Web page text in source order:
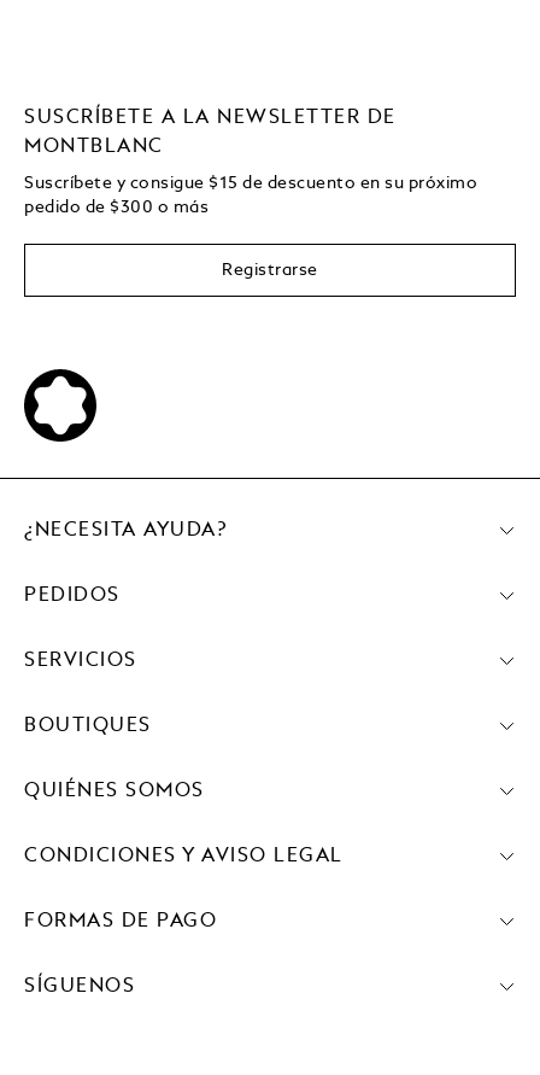
SUSCRÍBETE A LA NEWSLETTER DE
MONTBLANC
Suscríbete y consigue $15 de descuento en su próximo
pedido de $300 o más
Registrarse
FORMAS DE PAGO
SÍGUENOS
¿NECESITA AYUDA?
PEDIDOS
SERVICIOS
BOUTIQUES
QUIÉNES SOMOS
CONDICIONES Y AVISO LEGAL